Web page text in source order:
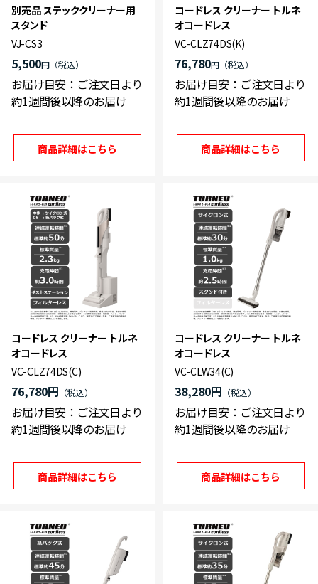
別売品 ステッククリーナー用
スタンド
VJ-CS3
5,500円
お届け目安：ご注文日より
約1週間後以降のお届け
商品詳細はこちら
コードレス クリーナー トルネ
オコードレス
VC-CLZ74DS(K)
76,780円
お届け目安：ご注文日より
約1週間後以降のお届け
商品詳細はこちら
コードレス クリーナー トルネ
オコードレス
VC-CLZ74DS(C)
76,780円
お届け目安：ご注文日より
約1週間後以降のお届け
商品詳細はこちら
コードレス クリーナー トルネ
オコードレス
VC-CLW34(C)
38,280円
お届け目安：ご注文日より
約1週間後以降のお届け
商品詳細はこちら